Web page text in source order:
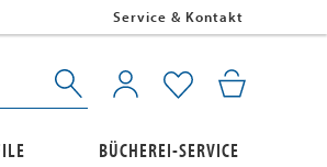
Service & Kontakt
BÜCHEREI-SERVICE